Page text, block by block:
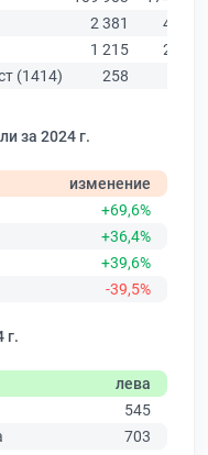
2 381
4 585
1 215
2 315
(1414)
258
за 2024 г.
изменение
+69,6%
+36,4%
+39,6%
-39,5%
г.
лева
545
703